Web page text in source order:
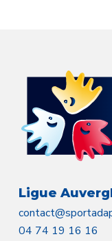
Ligue
04 74 19 16 16